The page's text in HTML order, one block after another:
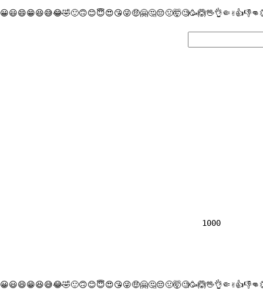
😀😃😄😁😆😅😂🤣🙂🙃😊😇😍😘😜🤑🤗🤔😔🤢🤯🧐🥳🙆🖖👌🤏✌👍👎👊
1000
😀😃😄😁😆😅😂🤣🙂🙃😊😇😍😘😜🤑🤗🤔😔🤢🤯🧐🥳🙆🖖👌🤏✌👍👎👊